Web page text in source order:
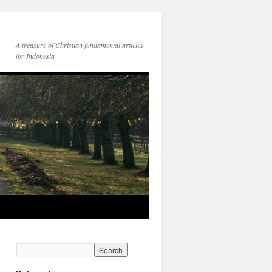
A treasure of Christian fundamental articles
for Indonesia